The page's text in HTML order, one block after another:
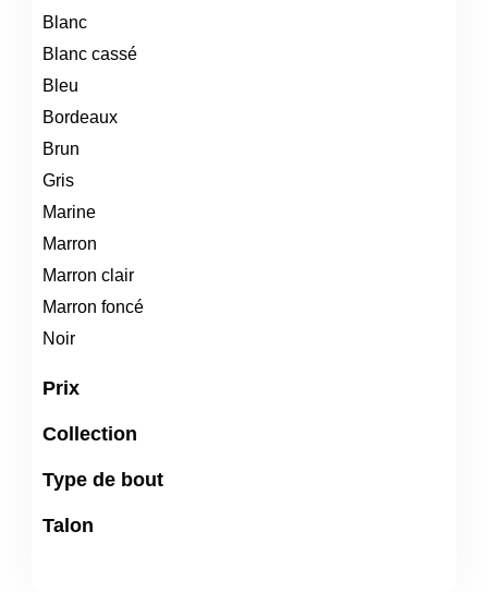
Blanc
Blanc cassé
Bleu
Bordeaux
Brun
Gris
Marine
Marron
Marron clair
Marron foncé
Noir
Prix
Collection
Type de bout
Talon